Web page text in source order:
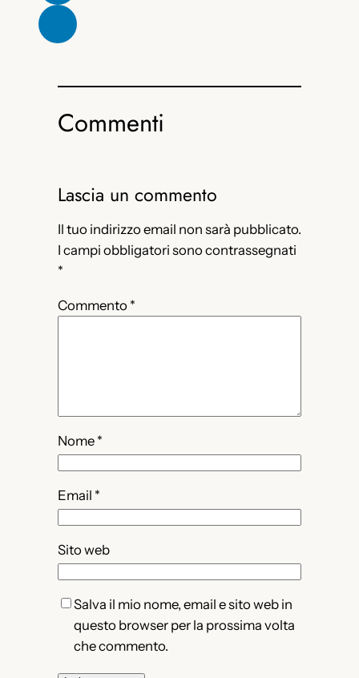
Commenti
Lascia un commento
Il tuo indirizzo email non sarà pubblicato.
I campi obbligatori sono contrassegnati
*
Commento *
Nome *
Email *
Sito web
Salva il mio nome, email e sito web in
questo browser per la prossima volta
che commento.